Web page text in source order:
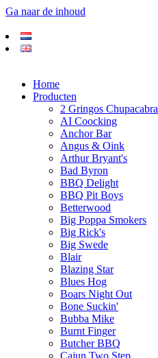
Ga naar de inhoud
Home
Producten
2 Gringos Chupacabra
AI Coocking
Anchor Bar
Angus & Oink
Arthur Bryant's
Bad Byron
BBQ Delight
BBQ Pit Boys
Betterwood
Big Poppa Smokers
Big Rick's
Big Swede
Blair
Blazing Star
Blues Hog
Boars Night Out
Bone Suckin'
Bubba Mike
Burnt Finger
Butcher BBQ
Cajun Two Step